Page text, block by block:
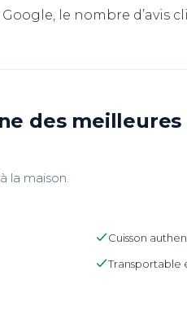
le nombre d’avis
des meilleures
la maison.
Cuisson
Transportable